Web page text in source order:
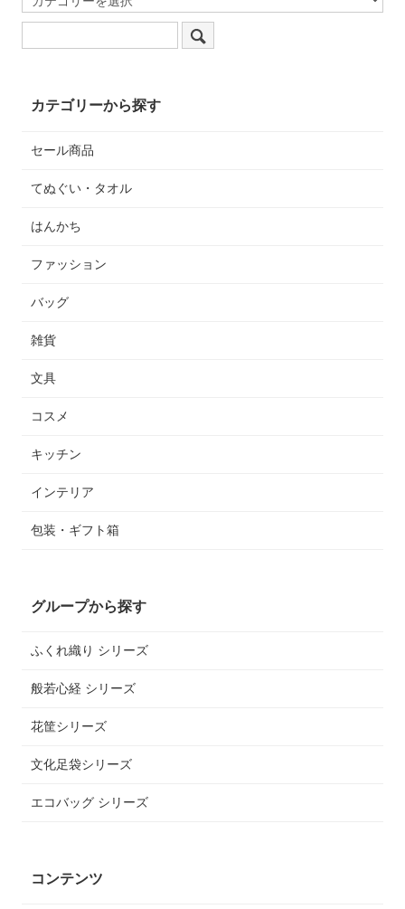
カテゴリーから探す
セール商品
てぬぐい・タオル
はんかち
ファッション
バッグ
雑貨
文具
コスメ
キッチン
インテリア
包装・ギフト箱
グループから探す
ふくれ織り シリーズ
般若心経 シリーズ
花筐シリーズ
文化足袋シリーズ
エコバッグ シリーズ
コンテンツ